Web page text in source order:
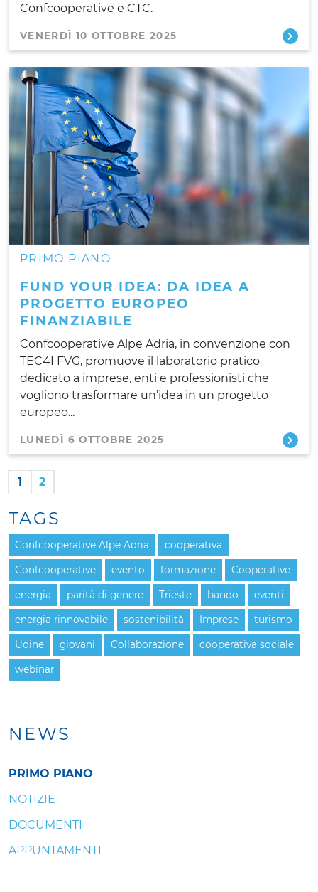
Confcooperative e CTC.
VENERDÌ 10 OTTOBRE 2025
PRIMO PIANO
FUND YOUR IDEA: DA IDEA A
PROGETTO EUROPEO
FINANZIABILE
Confcooperative Alpe Adria, in convenzione con
TEC4I FVG, promuove il laboratorio pratico
dedicato a imprese, enti e professionisti che
vogliono trasformare un’idea in un progetto
europeo...
LUNEDÌ 6 OTTOBRE 2025
1 2
NEWS
PRIMO PIANO
NOTIZIE
DOCUMENTI
APPUNTAMENTI
TAGS
Confcooperative Alpe Adria cooperativa
Confcooperative evento formazione Cooperative
energia parità di genere Trieste bando eventi
energia rinnovabile sostenibilità Imprese turismo
Udine giovani Collaborazione cooperativa sociale
webinar